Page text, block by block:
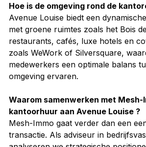
Hoe is de omgeving rond de
Avenue Louise biedt een
met groene ruimtes zoals het Bois
restaurants, cafés, luxe hotels en
zoals WeWork of Silversquare,
medewerkers een optimale balans
omgeving ervaren.
Waarom samenwerken met Mesh-
kantoorhuur aan Avenue Louise ?
Mesh-Immo gaat verder dan een
transactie. Als adviseur in